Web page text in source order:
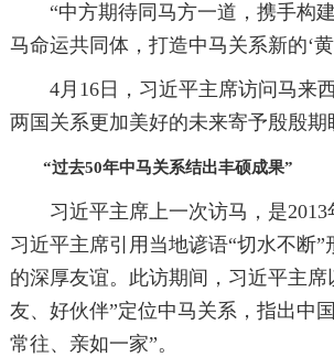
“中方期待同马方一道，携手构建
马命运共同体，打造中马关系新的‘
4月16日，习近平主席访问马来
两国关系更加美好的未来寄予殷殷期
“过去50年中马关系结出丰硕成果”
习近平主席上一次访马，是2013
习近平主席引用当地谚语“切水不断
的深厚友谊。此访期间，习近平主席
友、好伙伴”定位中马关系，指出中
常往、亲如一家”。